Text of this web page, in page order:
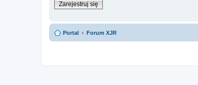
Zarejestruj się
Portal Forum XJR